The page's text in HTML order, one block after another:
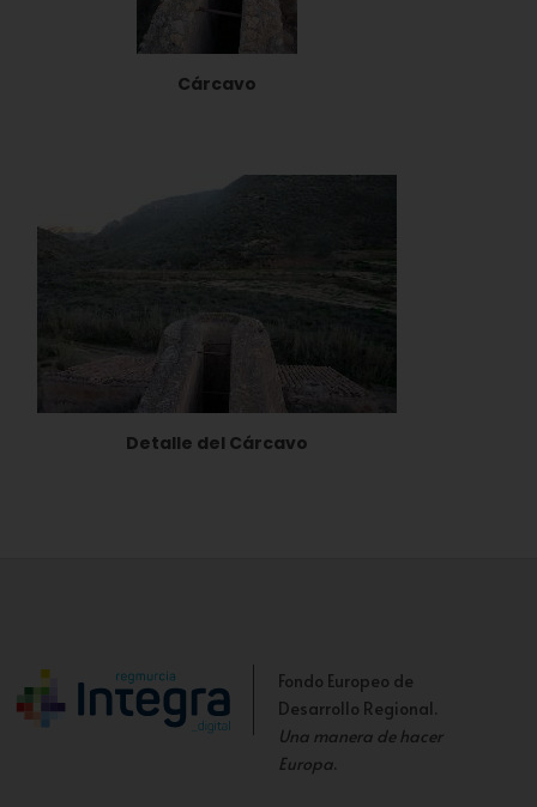
Cárcavo
Detalle del Cárcavo
Fondo Europeo de
Desarrollo Regional.
Una manera de hacer
Europa.